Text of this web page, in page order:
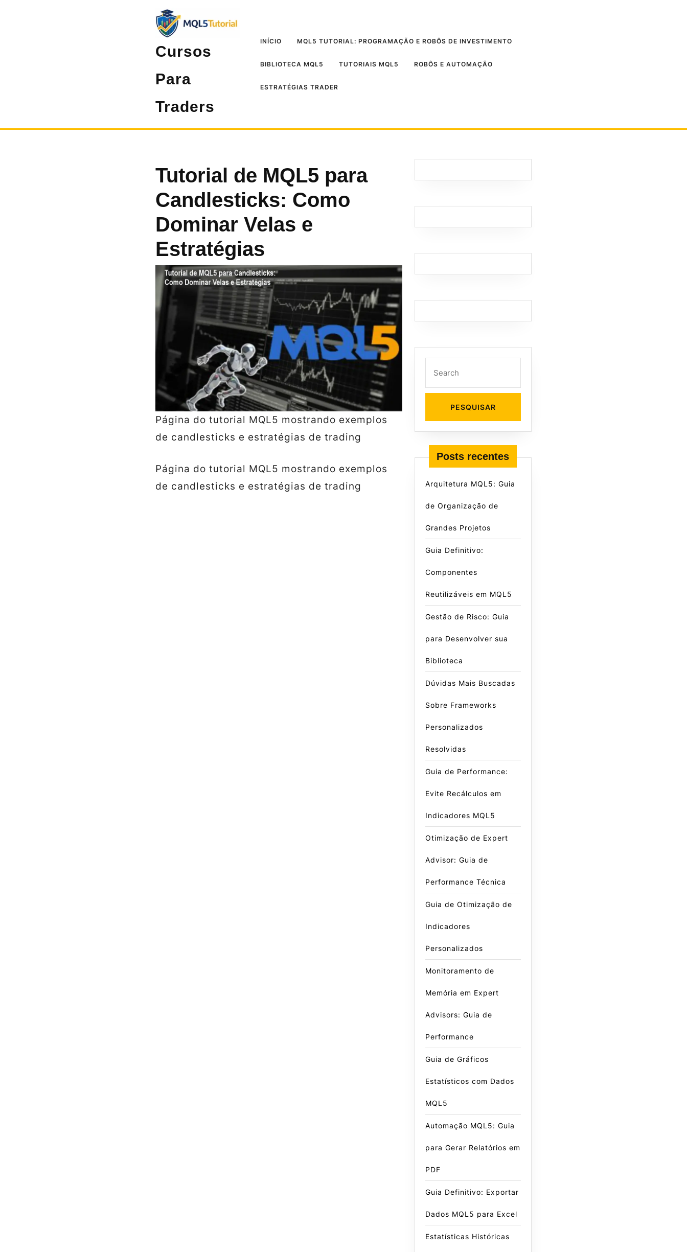
Cursos
Para
Traders
INÍCIO MQL5 TUTORIAL: PROGRAMAÇÃO E ROBÔS DE INVESTIMENTO
BIBLIOTECA MQL5 TUTORIAIS MQL5 ROBÔS E AUTOMAÇÃO
ESTRATÉGIAS TRADER
Tutorial de MQL5 para
Candlesticks: Como
Dominar Velas e
Estratégias
Página do tutorial MQL5 mostrando exemplos
de candlesticks e estratégias de trading
Página do tutorial MQL5 mostrando exemplos
de candlesticks e estratégias de trading
Posts recentes
Arquitetura MQL5: Guia
de Organização de
Grandes Projetos
Guia Definitivo:
Componentes
Reutilizáveis em MQL5
Gestão de Risco: Guia
para Desenvolver sua
Biblioteca
Dúvidas Mais Buscadas
Sobre Frameworks
Personalizados
Resolvidas
Guia de Performance:
Evite Recálculos em
Indicadores MQL5
Otimização de Expert
Advisor: Guia de
Performance Técnica
Guia de Otimização de
Indicadores
Personalizados
Monitoramento de
Memória em Expert
Advisors: Guia de
Performance
Guia de Gráficos
Estatísticos com Dados
MQL5
Automação MQL5: Guia
para Gerar Relatórios em
PDF
Guia Definitivo: Exportar
Dados MQL5 para Excel
Estatísticas Históricas